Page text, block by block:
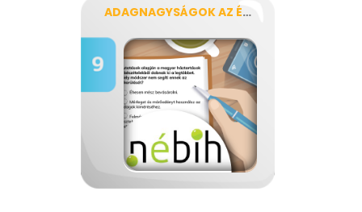
ADAGNAGYSÁGOK AZ ÉLELMISZER-PAZARLÁS ELLEN